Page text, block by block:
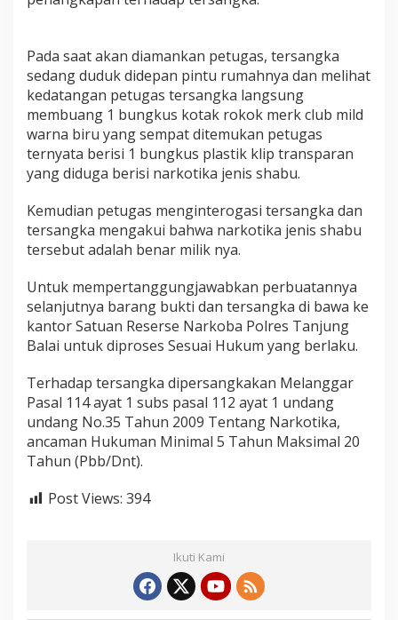
Pada saat akan diamankan petugas, tersangka
sedang duduk didepan pintu rumahnya dan melihat
kedatangan petugas tersangka langsung
membuang 1 bungkus kotak rokok merk club mild
warna biru yang sempat ditemukan petugas
ternyata berisi 1 bungkus plastik klip transparan
yang diduga berisi narkotika jenis shabu.
Kemudian petugas menginterogasi tersangka dan
tersangka mengakui bahwa narkotika jenis shabu
tersebut adalah benar milik nya.
Untuk mempertanggungjawabkan perbuatannya
selanjutnya barang bukti dan tersangka di bawa ke
kantor Satuan Reserse Narkoba Polres Tanjung
Balai untuk diproses Sesuai Hukum yang berlaku.
Terhadap tersangka dipersangkakan Melanggar
Pasal 114 ayat 1 subs pasal 112 ayat 1 undang
undang No.35 Tahun 2009 Tentang Narkotika,
ancaman Hukuman Minimal 5 Tahun Maksimal 20
Tahun (Pbb/Dnt).
Post Views: 394
Ikuti Kami